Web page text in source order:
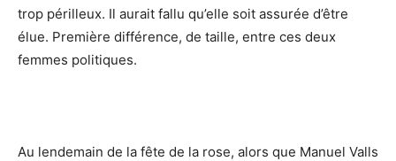
trop périlleux. Il aurait fallu qu’elle soit assurée d’être
élue. Première différence, de taille, entre ces deux
femmes politiques.
Au lendemain de la fête de la rose, alors que Manuel Valls